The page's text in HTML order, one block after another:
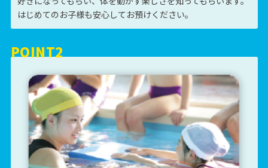
はじめてのお子様も安心してお預けください。
POINT2